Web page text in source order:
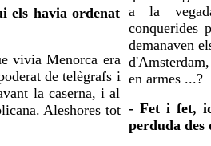
els havia ordenat
vivia Menorca era
de telègrafs i
la caserna, i al
Aleshores tot
a la
conquerides
demanaven
en armes ...?
- Fet i fet,
perduda